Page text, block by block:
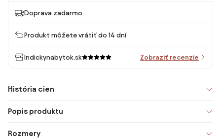
Doprava zadarmo
Produkt môžete vrátiť do 14 dní
Indickynabytok.sk Zobraziť recenzie
História cien
Popis produktu
Rozmery